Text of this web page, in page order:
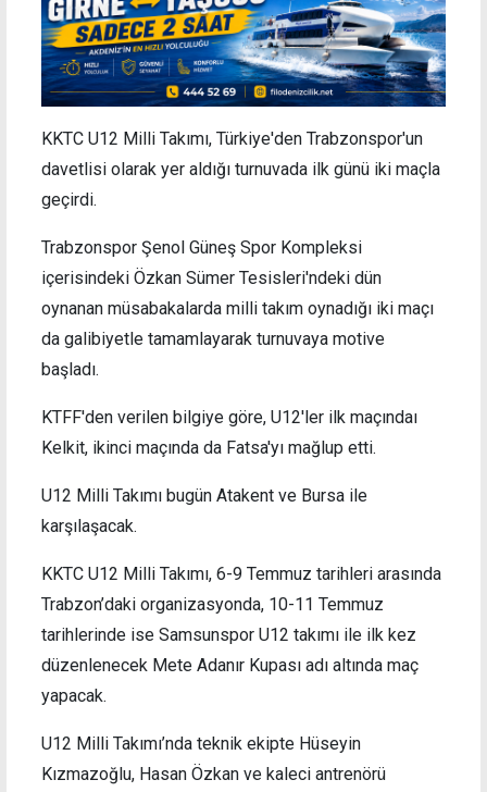
KKTC U12 Milli Takımı, Türkiye'den Trabzonspor'un
davetlisi olarak yer aldığı turnuvada ilk günü iki maçla
geçirdi.
Trabzonspor Şenol Güneş Spor Kompleksi
içerisindeki Özkan Sümer Tesisleri'ndeki dün
oynanan müsabakalarda milli takım oynadığı iki maçı
da galibiyetle tamamlayarak turnuvaya motive
başladı.
KTFF'den verilen bilgiye göre, U12'ler ilk maçındaı
Kelkit, ikinci maçında da Fatsa'yı mağlup etti.
U12 Milli Takımı bugün Atakent ve Bursa ile
karşılaşacak.
KKTC U12 Milli Takımı, 6-9 Temmuz tarihleri arasında
Trabzon’daki organizasyonda, 10-11 Temmuz
tarihlerinde ise Samsunspor U12 takımı ile ilk kez
düzenlenecek Mete Adanır Kupası adı altında maç
yapacak.
U12 Milli Takımı’nda teknik ekipte Hüseyin
Kızmazoğlu, Hasan Özkan ve kaleci antrenörü